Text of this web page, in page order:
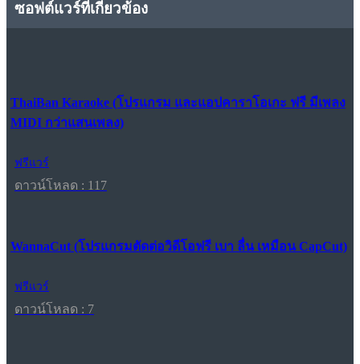
ซอฟต์แวร์ที่เกี่ยวข้อง
ThaiBan Karaoke (โปรแกรม และแอปคาราโอเกะ ฟรี มีเพลง
MIDI กว่าแสนเพลง)
ฟรีแวร์
ดาวน์โหลด : 117
WannaCut (โปรแกรมตัดต่อวิดีโอฟรี เบา ลื่น เหมือน CapCut)
ฟรีแวร์
ดาวน์โหลด : 7